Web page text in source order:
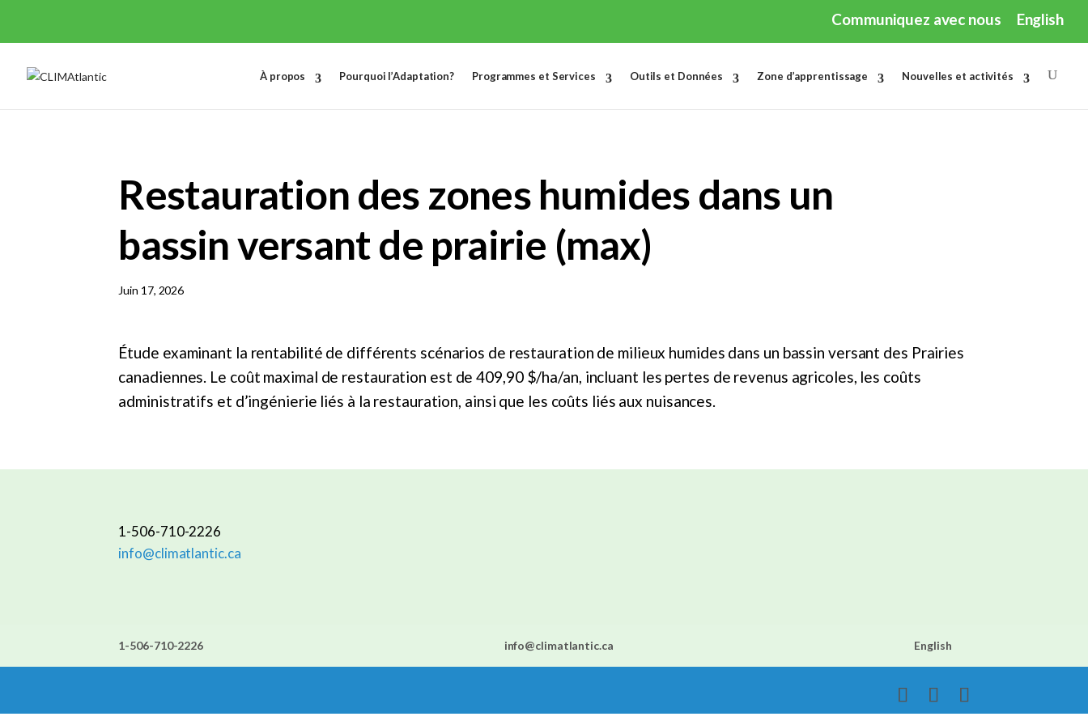
Communiquez avec nous English
À propos Pourquoi l’Adaptation? Programmes et Services Outils et Données Zone d’apprentissage Nouvelles et activités
Restauration des zones humides dans un
bassin versant de prairie (max)
Juin 17, 2026
Étude examinant la rentabilité de différents scénarios de restauration de milieux humides dans un bassin versant des Prairies
canadiennes. Le coût maximal de restauration est de 409,90 $/ha/an, incluant les pertes de revenus agricoles, les coûts
administratifs et d’ingénierie liés à la restauration, ainsi que les coûts liés aux nuisances.
1-506-710-2226
info@climatlantic.ca
1-506-710-2226 info@climatlantic.ca English